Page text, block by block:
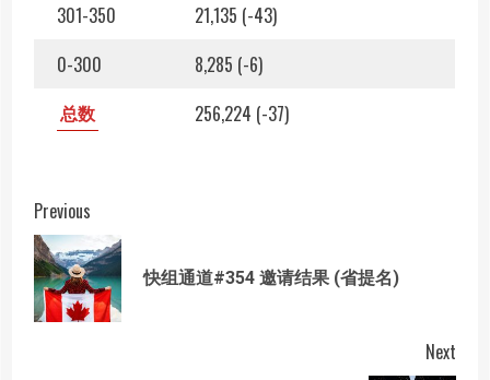
301-350
21,135 (-43)
0-300
8,285 (-6)
总数
256,224 (-37)
Post
navigation
Previous
快组通道#354 邀请结果 (省提名)
Next